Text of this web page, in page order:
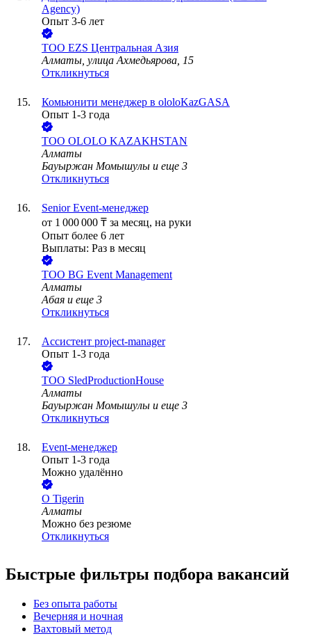
Agency)
Опыт 3-6 лет
ТОО EZS Центральная Азия
Алматы, улица Ахмедьярова, 15
Откликнуться
Комьюнити менеджер в ololoKazGASA
Опыт 1-3 года
ТОО OLOLO KAZAKHSTAN
Алматы
Бауыржан Момышулы и еще 3
Откликнуться
Senior Event-менеджер
от 1 000 000 ₸ за месяц, на руки
Опыт более 6 лет
Выплаты: Раз в месяц
ТОО BG Event Management
Алматы
Абая и еще 3
Откликнуться
Ассистент project-manager
Опыт 1-3 года
ТОО SledProductionHouse
Алматы
Бауыржан Момышулы и еще 3
Откликнуться
Event-менеджер
Опыт 1-3 года
Можно удалённо
О Tigerin
Алматы
Можно без резюме
Откликнуться
Быстрые фильтры подбора вакансий
Без опыта работы
Вечерняя и ночная
Вахтовый метод